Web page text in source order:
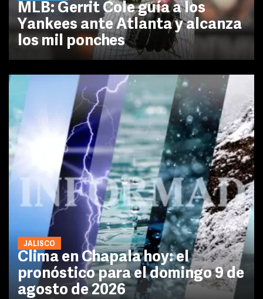
MLB: Gerrit Cole guía a los
Yankees ante Atlanta y alcanza
los mil ponches
JALISCO
Clima en Chapala hoy: el
pronóstico para el domingo 9 de
agosto de 2026